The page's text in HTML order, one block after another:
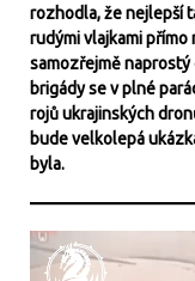
rozhodla, že nejlepší
rudými vlajkami
samozřejmě naprostý
brigády se v plné
rojů ukrajinských
bude velkolepá
byla.